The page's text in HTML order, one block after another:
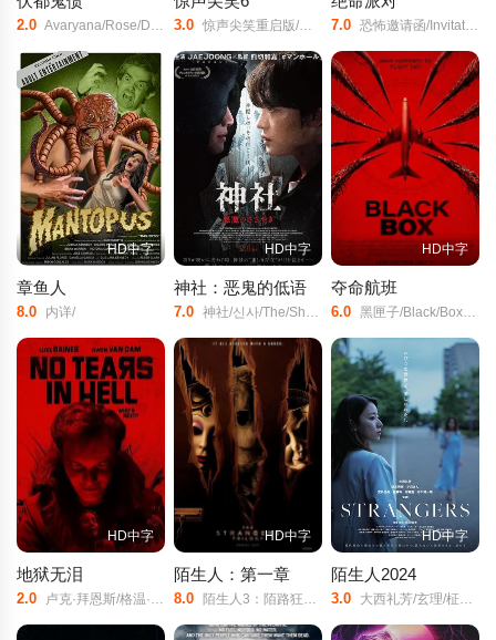
2.0 Avaryana/Rose/Destiny/Leilani/Brown/ 3.0 惊声尖笑重启版/惊声尖笑(台)/搞乜鬼夺命杂作6(港)/恐怖电影6/Scary/Movie/Reboot/Scary/Movie/6‎/ 7.0 恐怖邀请函/Invitation/Only/
HD中字
章鱼人
8.0 内详/
HD中字
神社：恶鬼的低语
7.0 神社/신사/The/Shrine/
HD中字
夺命航班
6.0 黑匣子/Black/Box/(Flight/298)/
HD中字
地狱无泪
2.0 卢克·拜恩斯/格温·范·丹/塔蒂安娜·马尔贾诺维奇/奥德莉·尼尔/加里·卡斯帕/艾瑞克·费洛斯/温·赖克特/
HD中字
陌生人：第一章
8.0 陌生人3：陌路狂杀/嗜杀路人甲(台)/The/Strangers:/Part/One/
HD中字
陌生人2024
3.0 大西礼芳/玄理/柾木玲弥/小川杏/宮田佳典/佐藤玲/岩濑亮/谷川昭一朗/